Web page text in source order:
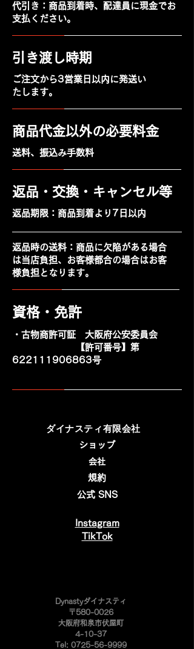
代引き：商品到着時、配達員に現金でお
支払ください。
引き渡し時期
ご注文から3営業日以内に発送い
たします。
商品代金以外の必要料金
送料、振込み手数料
返品・交換・キャンセル等
返品期限：商品到着より7日以内
返品時の送料：商品に欠陥がある場合
は当店負担、お客様都合の場合はお客
様負担となります。
資格・免許
・古物商許可証 大阪府公安委員会
【許可番号】第
622111906863号
​ダイナスティ有限会社
ショップ
会社
規約
公式 SNS
Instagram
​TikTok
​Dynastyダイナスティ
〒580-0026
大阪府和泉市伏屋町
4-10-37
Tel: 0725-56-9999